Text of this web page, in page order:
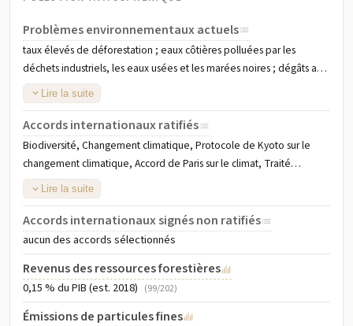
Problèmes environnementaux actuels
taux élevés de déforestation ; eaux côtières polluées par les
déchets industriels, les eaux usées et les marées noires ; dégâts aux
récifs coralliens ; pollution de l'air à Kingston due aux émissions des
véhicules ; érosion des sols
Lire la suite
Accords internationaux ratifiés
Biodiversité, Changement climatique, Protocole de Kyoto sur le
changement climatique, Accord de Paris sur le climat, Traité
d'interdiction complète des essais nucléaires, Désertification,
Espèces menacées, Déchets dangereux, Droit de la mer,
Convention de Londres sur les rejets en mer, Conservation de la vie
marine, Interdiction des essais nucléaires, Protection de la couche
d'ozone, Pollution par les navires, Zones humides
Lire la suite
Accords internationaux signés non ratifiés
aucun des accords sélectionnés
Revenus des ressources forestières
0,15 % du PIB (est. 2018) (99/202)
Émissions de particules fines